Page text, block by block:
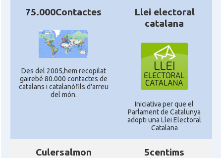
75.000Contactes
Des del 2005,hem recopilat
gairebé 80.000 contactes de
catalans i catalanòfils d'arreu
del món.
Llei electoral
catalana
Iniciativa per que el
Parlament de Catalunya
adopti una Llei Electoral
Catalana
Culersalmon 5centims